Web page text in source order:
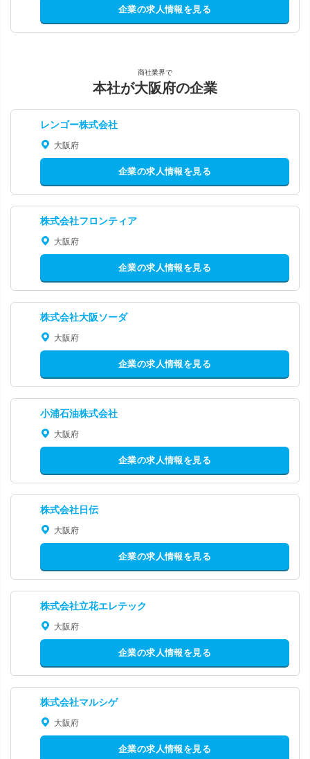
企業の求人情報を見る
商社業界で
本社が大阪府の企業
レンゴー株式会社
大阪府
企業の求人情報を見る
株式会社フロンティア
大阪府
企業の求人情報を見る
株式会社大阪ソーダ
大阪府
企業の求人情報を見る
小浦石油株式会社
大阪府
企業の求人情報を見る
株式会社日伝
大阪府
企業の求人情報を見る
株式会社立花エレテック
大阪府
企業の求人情報を見る
株式会社マルシゲ
大阪府
企業の求人情報を見る